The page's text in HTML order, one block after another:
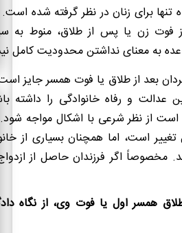
برای زنان در نظر گرفته شده است.
فوت زن یا پس از طلاق، منوط به
به معنای نداشتن محدودیت کامل
بعد از طلاق یا فوت همسر جایز
عدالت و رفاه خانوادگی را داشته
از نظر شرعی با اشکال مواجه شود.
تغییر است، اما همچنان بسیاری از
اگر فرزندان حاصل از
همسر اول یا فوت وی، از نگاه